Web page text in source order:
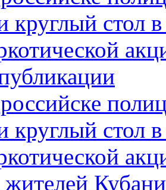
круглый стол
круглый стол